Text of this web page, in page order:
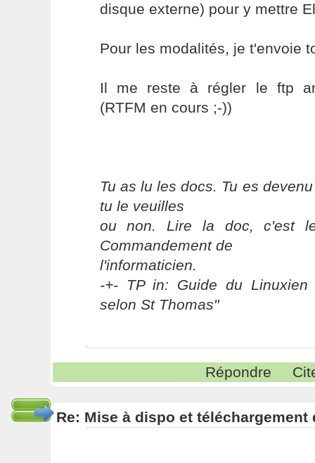
disque externe) pour y mettre
Pour les modalités, je t'envoie
Il me reste à régler le ftp
(RTFM en cours ;-))
Tu as lu les docs. Tu es
tu le veuilles
ou non. Lire la doc, c'est
Commandement de
l'informaticien.
-+- TP in: Guide du Linuxien
selon St Thomas"
Répondre
Re: Mise à dispo et